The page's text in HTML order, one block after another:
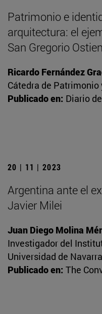
Patrimonio e
arquitectura: el
San Gregorio
Ricardo Fernández
Cátedra de Patrimonio
Publicado en: Diario
20 | 11 | 2023
Argentina ante el
Javier Milei
Juan Diego Molina
Investigador del
Universidad de Navarra
Publicado en: The